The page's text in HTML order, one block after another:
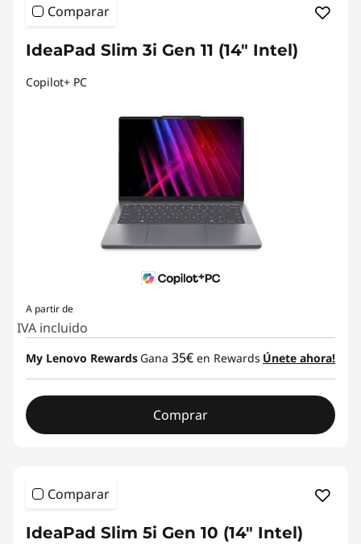
Comparar
IdeaPad Slim 3i Gen 11 (14" Intel)
Copilot+ PC
A partir de
IVA incluido
My Lenovo Rewards Gana 35€ en Rewards Únete ahora!
Comprar
Comparar
IdeaPad Slim 5i Gen 10 (14" Intel)